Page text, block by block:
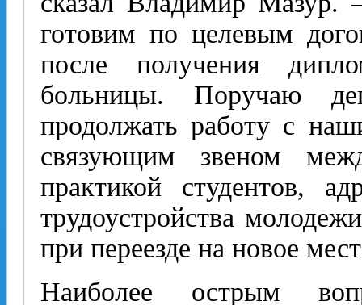
готовим по целевым
после получения
больницы. Поручаю
продолжать работу с
связующим звеном
практикой студентов,
трудоустройства
при переезде на новое
Наиболее острым